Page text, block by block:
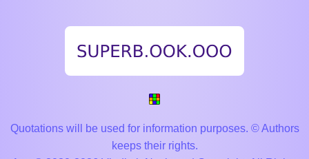
Quotations will be used for information purposes. © Authors
keeps their rights.